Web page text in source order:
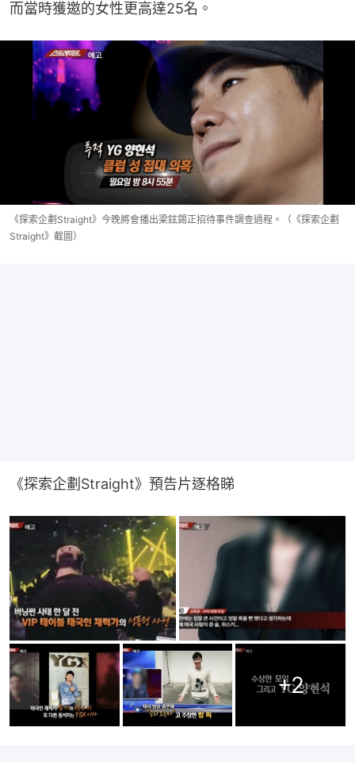
而當時獲邀的女性更高達25名。
《探索企劃Straight》今晚將會播出梁鉉錫正招待事件調查過程。（《探索企劃
Straight》截圖）
《探索企劃Straight》預告片逐格睇
+2